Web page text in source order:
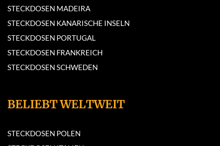
STECKDOSEN MADEIRA
STECKDOSEN KANARISCHE INSELN
STECKDOSEN PORTUGAL
STECKDOSEN FRANKREICH
STECKDOSEN SCHWEDEN
BELIEBT WELTWEIT
STECKDOSEN POLEN